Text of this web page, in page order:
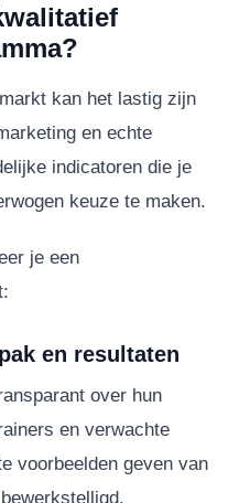
kan het lastig zijn
en echte
indicatoren die je
keuze te maken.
je een
en resultaten
over hun
en verwachte
voorbeelden geven van